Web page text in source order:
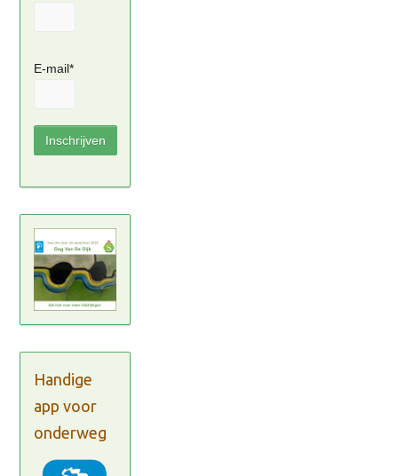
E-mail*
Handige
app voor
onderweg